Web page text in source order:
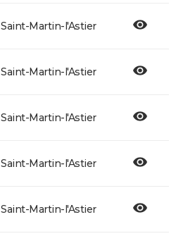
Saint-Martin-l'Astier
Saint-Martin-l'Astier
Saint-Martin-l'Astier
Saint-Martin-l'Astier
Saint-Martin-l'Astier